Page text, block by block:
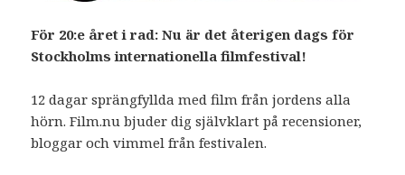
För 20:e året i rad: Nu är det återigen dags för
Stockholms internationella filmfestival!
12 dagar sprängfyllda med film från jordens alla
hörn. Film.nu bjuder dig självklart på recensioner,
bloggar och vimmel från festivalen.